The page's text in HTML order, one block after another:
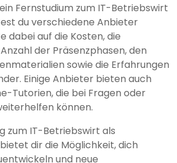
Fernstudium zum IT-Betriebswirt
du verschiedene Anbieter
dabei auf die Kosten, die
der Präsenzphasen, den
sowie die Erfahrungen
Einige Anbieter bieten auch
Tutorien, die bei Fragen oder
können.
zum IT-Betriebswirt als
dir die Möglichkeit, dich
und neue